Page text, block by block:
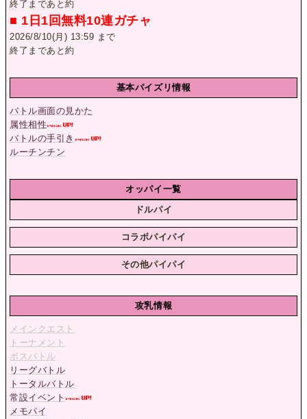
終了まであと約
■ 1日1回無料10連ガチャ
2026/8/10(月) 13:59 まで
終了まであと約
基本パイズリ情報
バトル画面の見かた
属性相性
バトルの手引き
ルーチンチン
オッパイ一覧
ドルパイ
コラボパイパイ
その他パイパイ
攻乳情報
メインクエスト
トーナメント
ボスバトル
リーグバトル
トータルバトル
常設イベント
メモパイ